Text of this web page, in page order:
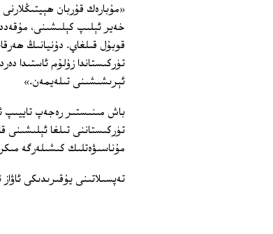
«مۇبارەك قۇربان
خەير ئېلىپ كېلىشىنى،
قوبۇل قىلغاي. دۇنيانىڭ
تۈركىستاندا زۇلۇم ئاستىدا
ئېرىشىشىنى تىلەيمەن.»
تۈركىستاننى تىلغا
مۇناسىۋەتلىك كىشىلەرگە
تەپسىلاتىنى يۇقىرىدىكى